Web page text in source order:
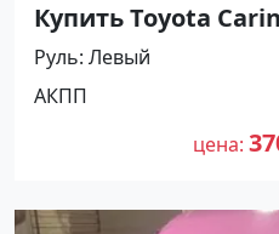
Купить Toyota
(1600/116 л.с.)
Апшеронск цвет
цене 370000
№27325 на сайте
Руль Левый
АКПП
цена